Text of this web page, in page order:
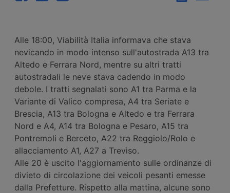
Alle 18:00, Viabilità Italia informava che stava
nevicando in modo intenso sull'autostrada A13 tra
Altedo e Ferrara Nord, mentre su altri tratti
autostradali le neve stava cadendo in modo
debole. I tratti segnalati sono A1 tra Parma e la
Variante di Valico compresa, A4 tra Seriate e
Brescia, A13 tra Bologna e Altedo e tra Ferrara
Nord e A4, A14 tra Bologna e Pesaro, A15 tra
Pontremoli e Berceto, A22 tra Reggiolo/Rolo e
allacciamento A1, A27 a Treviso.
Alle 20 è uscito l'aggiornamento sulle ordinanze di
divieto di circolazione dei veicoli pesanti emesse
dalla Prefetture. Rispetto alla mattina, alcune sono